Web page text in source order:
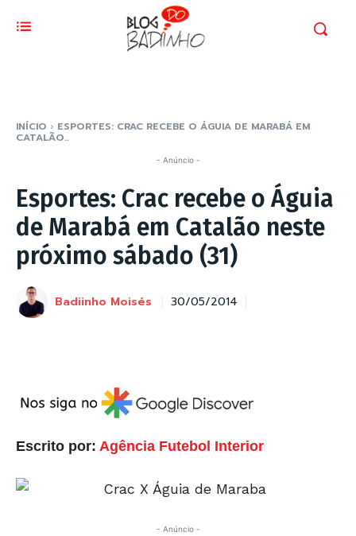
INÍCIO ESPORTES: CRAC RECEBE O ÁGUIA DE MARABÁ EM
CATALÃO...
- Anúncio -
Esportes: Crac recebe o Águia
de Marabá em Catalão neste
próximo sábado (31)
Badiinho Moisés 30/05/2014
Escrito por: Agência Futebol Interior
- Anúncio -